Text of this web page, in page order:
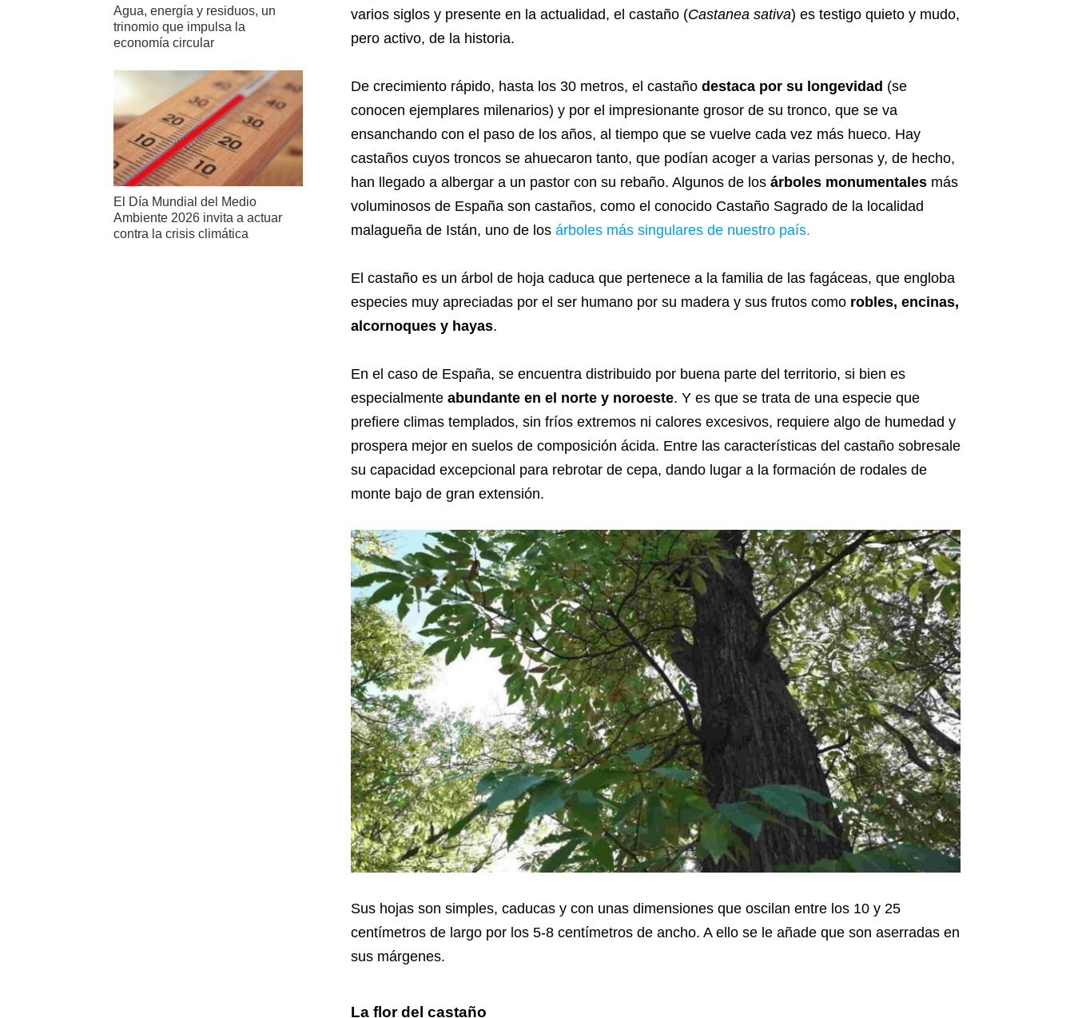
varios siglos y presente en la actualidad, el castaño (Castanea sativa) es testigo quieto y mudo,
pero activo, de la historia.
De crecimiento rápido, hasta los 30 metros, el castaño destaca por su longevidad (se
conocen ejemplares milenarios) y por el impresionante grosor de su tronco, que se va
ensanchando con el paso de los años, al tiempo que se vuelve cada vez más hueco. Hay
castaños cuyos troncos se ahuecaron tanto, que podían acoger a varias personas y, de hecho,
han llegado a albergar a un pastor con su rebaño. Algunos de los árboles monumentalesmás
voluminosos de España son castaños, como el conocido Castaño Sagrado de la localidad
malagueña de Istán, uno de los árboles más singulares de nuestro país.
El castaño es un árbol de hoja caduca que pertenece a la familia de las fagáceas, que engloba
especies muy apreciadas por el ser humano por su madera y sus frutos como robles, encinas,
alcornoques y hayas.
En el caso de España, se encuentra distribuido por buena parte del territorio, si bien es
especialmente abundante en el norte y noroeste. Y es que se trata de una especie que
prefiere climas templados, sin fríos extremos ni calores excesivos, requiere algo de humedad y
prospera mejor en suelos de composición ácida. Entre las características del castaño sobresale
su capacidad excepcional para rebrotar de cepa, dando lugar a la formación de rodales de
monte bajo de gran extensión.
Sus hojas son simples, caducas y con unas dimensiones que oscilan entre los 10 y 25
centímetros de largo por los 5-8 centímetros de ancho. A ello se le añade que son aserradas en
sus márgenes.
La flor del castaño
Agua, energía y residuos, un
trinomio que impulsa la
economía circular
El Día Mundial del Medio
Ambiente 2026 invita a actuar
contra la crisis climática